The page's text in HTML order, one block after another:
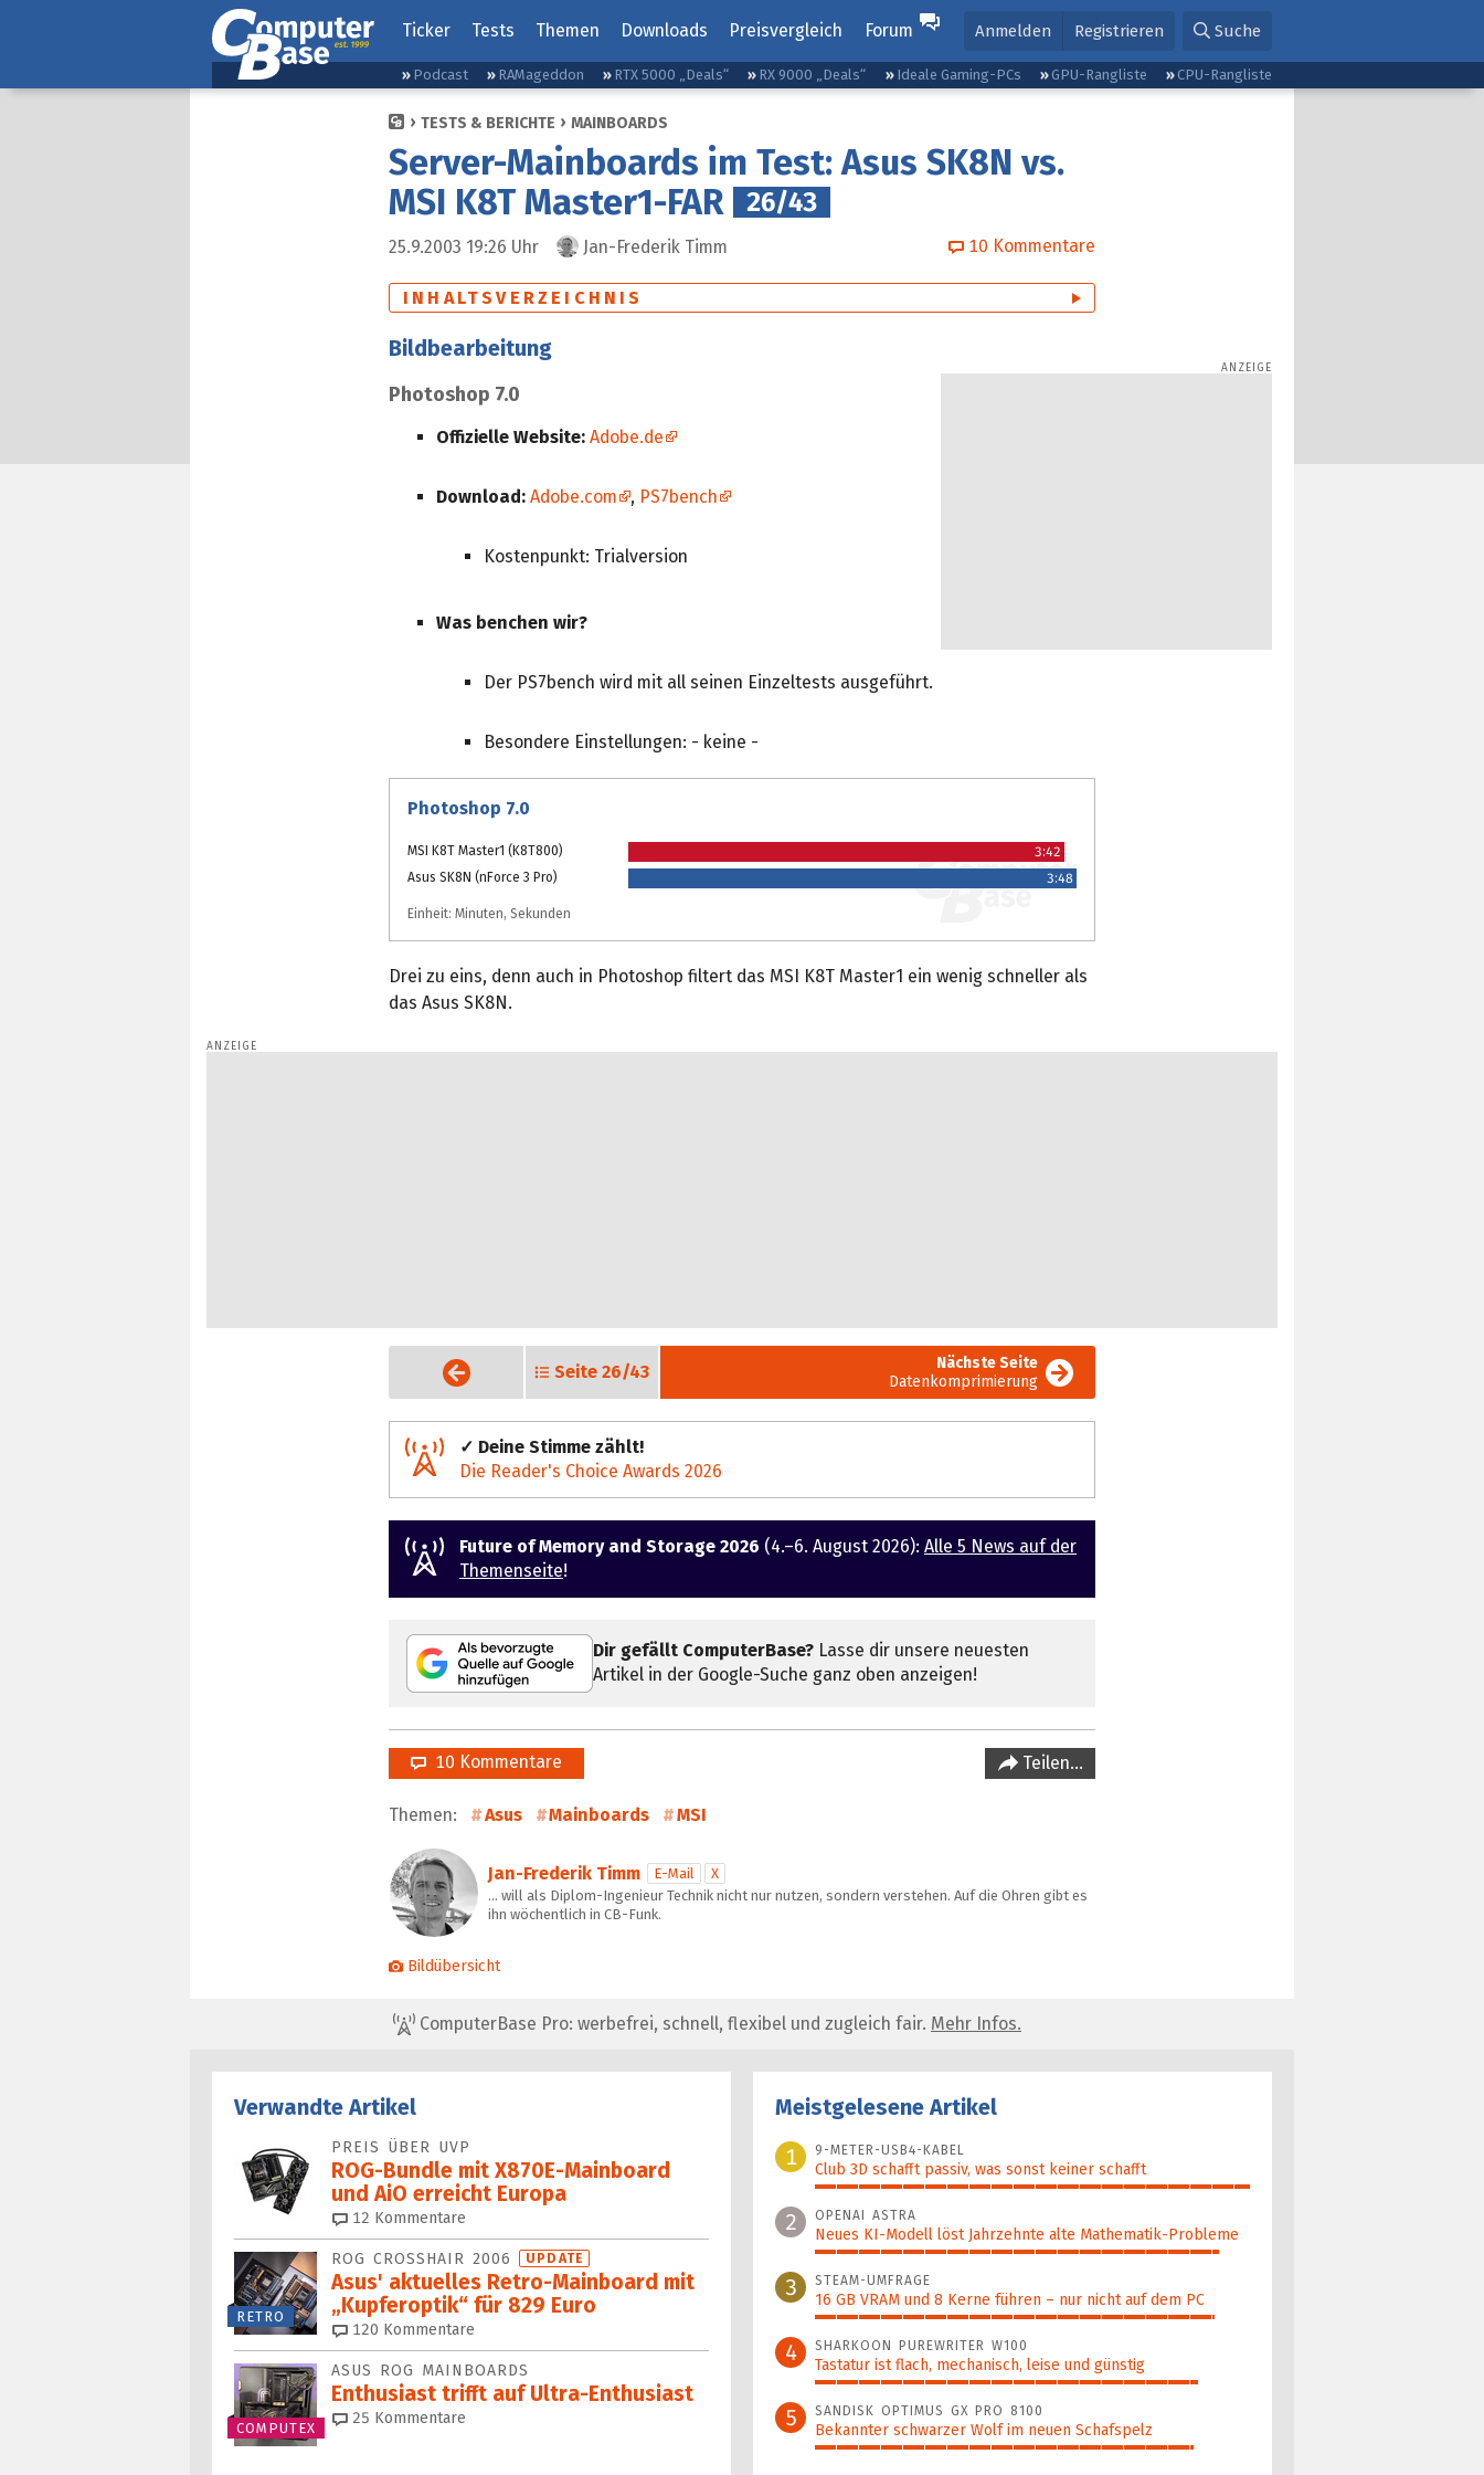
Ticker Tests Themen Downloads Preisvergleich Forum Anmelden Registrieren Suche
Podcast RAMageddon RTX 5000 „Deals“ RX 9000 „Deals“ Ideale Gaming-PCs GPU-Rangliste CPU-Rangliste
TESTS & BERICHTE MAINBOARDS
Server-Mainboards im Test: Asus SK8N vs.
MSI K8T Master1-FAR
26/43
25.9.2003 19:26 Uhr Jan-Frederik Timm 10 Kommentare
INHALTSVERZEICHNIS
Bildbearbeitung
Photoshop 7.0
Offizielle Website: Adobe.de
Download: Adobe.com , PS7bench
Kostenpunkt: Trialversion
Was benchen wir?
Der PS7bench wird mit all seinen Einzeltests ausgeführt.
Besondere Einstellungen: - keine -
Photoshop 7.0
MSI K8T Master1 (K8T800)
3:42
Asus SK8N (nForce 3 Pro)
3:48
Einheit: Minuten, Sekunden
Drei zu eins, denn auch in Photoshop filtert das MSI K8T Master1 ein wenig schneller als
das Asus SK8N.
Vorige Seite Seite 26/43
Nächste Seite
Datenkomprimierung
✓ Deine Stimme zählt!
Die Reader's Choice Awards 2026
Future of Memory and Storage 2026 (4.–6. August 2026): Alle 5 News auf der
Themenseite!
Dir gefällt ComputerBase? Lasse dir unsere neuesten
Artikel in der Google-Suche ganz oben anzeigen!
10 Kommentare Teilen…
Themen: Asus Mainboards MSI
Jan-Frederik Timm E-Mail
X
… will als Diplom-Ingenieur Technik nicht nur nutzen, sondern verstehen. Auf die Ohren gibt es
ihn wöchentlich in CB-Funk.
Bildübersicht
ComputerBase Pro: werbefrei, schnell, flexibel und zugleich fair. Mehr Infos.
Verwandte Artikel
PREIS ÜBER UVP
ROG-Bundle mit X870E-Mainboard
und AiO erreicht Europa
12 Kommentare
RETRO
ROG CROSSHAIR 2006 UPDATE
Asus' aktuelles Retro-Mainboard mit
„Kupferoptik“ für 829 Euro
120 Kommentare
COMPUTEX
ASUS ROG MAINBOARDS
Enthusiast trifft auf Ultra-Enthusiast
25 Kommentare
Meistgelesene Artikel
1
9-METER-USB4-KABEL
Club 3D schafft passiv, was sonst keiner schafft
100%
2 OPENAI ASTRA
Neues KI-Modell löst Jahr­zehn­te alte Ma­thematik-Pro­ble­me
93%
3 STEAM-UMFRAGE
16 GB VRAM und 8 Kerne führen – nur nicht auf dem PC
92%
4 SHARKOON PUREWRITER W100
Tastatur ist flach, mechanisch, leise und günstig
88%
5 SANDISK OPTIMUS GX PRO 8100
Bekannter schwarzer Wolf im neuen Schafspelz
87%